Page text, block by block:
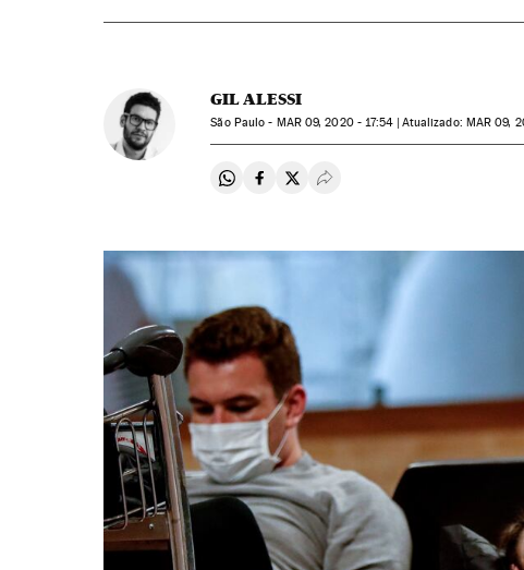
GIL ALESSI
São Paulo - MAR09, 2020 - 17:54 atualizado: MAR 09,
Compartir en Whatsapp
Compartir en Facebook
Compartir en Twitter
Desplegar Redes Sociales